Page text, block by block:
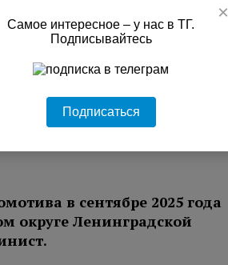
гибель машиниста в
в сентябре 2025 года
округе Ленинградской
×
Самое интересное – у нас в ТГ.
Подписывайтесь
Подписаться